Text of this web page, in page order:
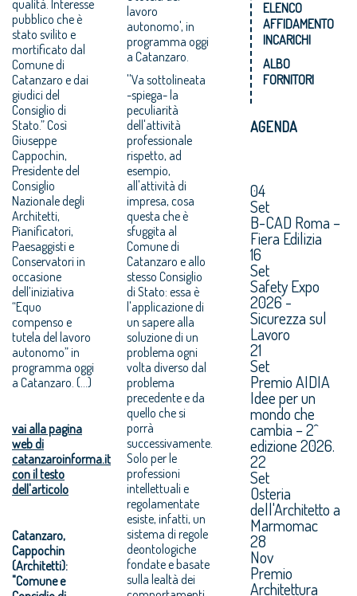
qualità. Interesse
pubblico che è
stato svilito e
mortificato dal
Comune di
Catanzaro e dai
giudici del
Consiglio di
Stato.” Così
Giuseppe
Cappochin,
Presidente del
Consiglio
Nazionale degli
Architetti,
Pianificatori,
Paesaggisti e
Conservatori in
occasione
dell’iniziativa
“Equo
compenso e
tutela del lavoro
autonomo” in
programma oggi
a Catanzaro. (...)
vai alla pagina
web di
catanzaroinforma.it
con il testo
dell'articolo
Catanzaro,
Cappochin
(Architetti):
"Comune e
lavoro
autonomo', in
programma oggi
a Catanzaro.
''Va sottolineata
-spiega- la
peculiarità
dell'attività
professionale
rispetto, ad
esempio,
all'attività di
impresa, cosa
questa che è
sfuggita al
Comune di
Catanzaro e allo
stesso Consiglio
di Stato: essa è
l'applicazione di
un sapere alla
soluzione di un
problema ogni
volta diverso dal
problema
precedente e da
quello che si
porrà
successivamente.
Solo per le
professioni
intellettuali e
regolamentate
esiste, infatti, un
sistema di regole
deontologiche
fondate e basate
sulla lealtà dei
ELENCO
AFFIDAMENTO
INCARICHI
ALBO
FORNITORI
AGENDA
04
Set
B-CAD Roma –
Fiera Edilizia
16
Set
Safety Expo
2026 -
Sicurezza sul
Lavoro
21
Set
Premio AIDIA
Idee per un
mondo che
cambia – 2^
edizione 2026.
22
Set
Osteria
dell'Architetto a
Marmomac
28
Nov
Premio
Architettura